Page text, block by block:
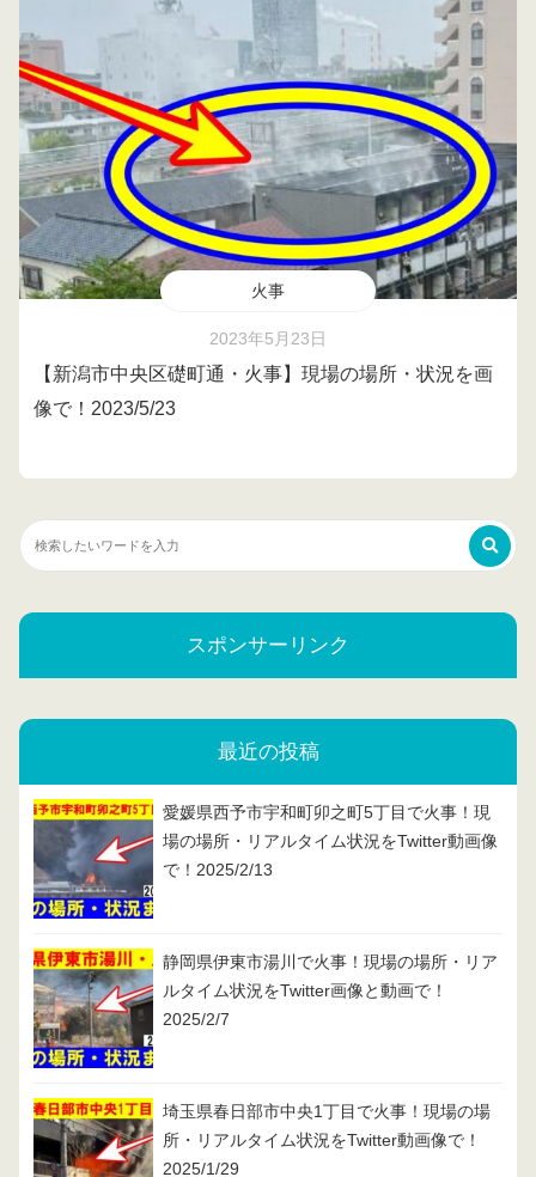
火事
2023年5月23日
【新潟市中央区礎町通・火事】現場の場所・状況を画
像で！2023/5/23
スポンサーリンク
最近の投稿
愛媛県西予市宇和町卯之町5丁目で火事！現
場の場所・リアルタイム状況をTwitter動画像
で！2025/2/13
静岡県伊東市湯川で火事！現場の場所・リア
ルタイム状況をTwitter画像と動画で！
2025/2/7
埼玉県春日部市中央1丁目で火事！現場の場
所・リアルタイム状況をTwitter動画像で！
2025/1/29